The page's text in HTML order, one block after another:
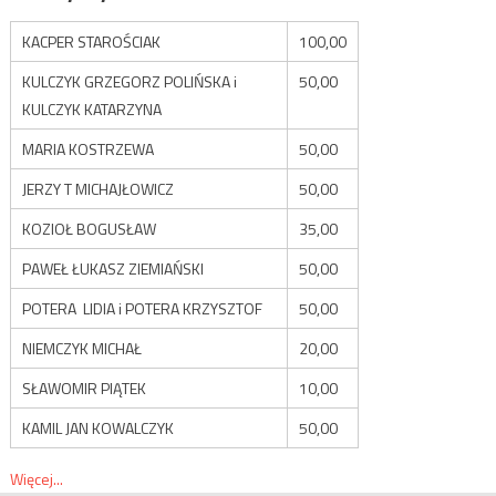
KACPER STAROŚCIAK
100,00
KULCZYK GRZEGORZ POLIŃSKA i
KULCZYK KATARZYNA
50,00
MARIA KOSTRZEWA
50,00
JERZY T MICHAJŁOWICZ
50,00
KOZIOŁ BOGUSŁAW
35,00
PAWEŁ ŁUKASZ ZIEMIAŃSKI
50,00
POTERA LIDIA i POTERA KRZYSZTOF
50,00
NIEMCZYK MICHAŁ
20,00
SŁAWOMIR PIĄTEK
10,00
KAMIL JAN KOWALCZYK
50,00
Więcej...